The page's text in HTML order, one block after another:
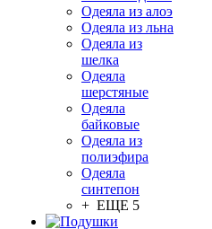
Одеяла из алоэ
Одеяла из льна
Одеяла из
шелка
Одеяла
шерстяные
Одеяла
байковые
Одеяла из
полиэфира
Одеяла
синтепон
+ ЕЩЕ 5